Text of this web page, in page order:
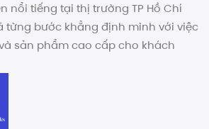
nổi tiếng tại thị trường TP Hồ Chí
từng bước khẳng định mình với việc
sản phẩm cao cấp cho khách